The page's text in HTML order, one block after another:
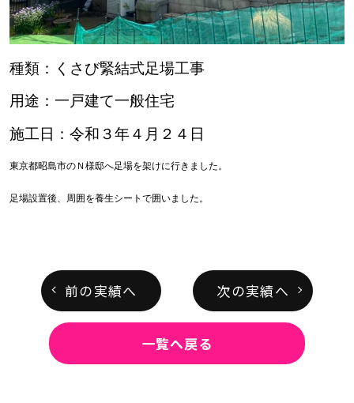
種類：くさび緊結式足場工事
用途：一戸建て一般住宅
施工日：令和３年４月２４日
東京都昭島市のＮ様邸へ足場を架けに行きました。
足場設置後、周囲を養生シートで囲いました。
前の実績へ 次の実績へ
一覧へ戻る